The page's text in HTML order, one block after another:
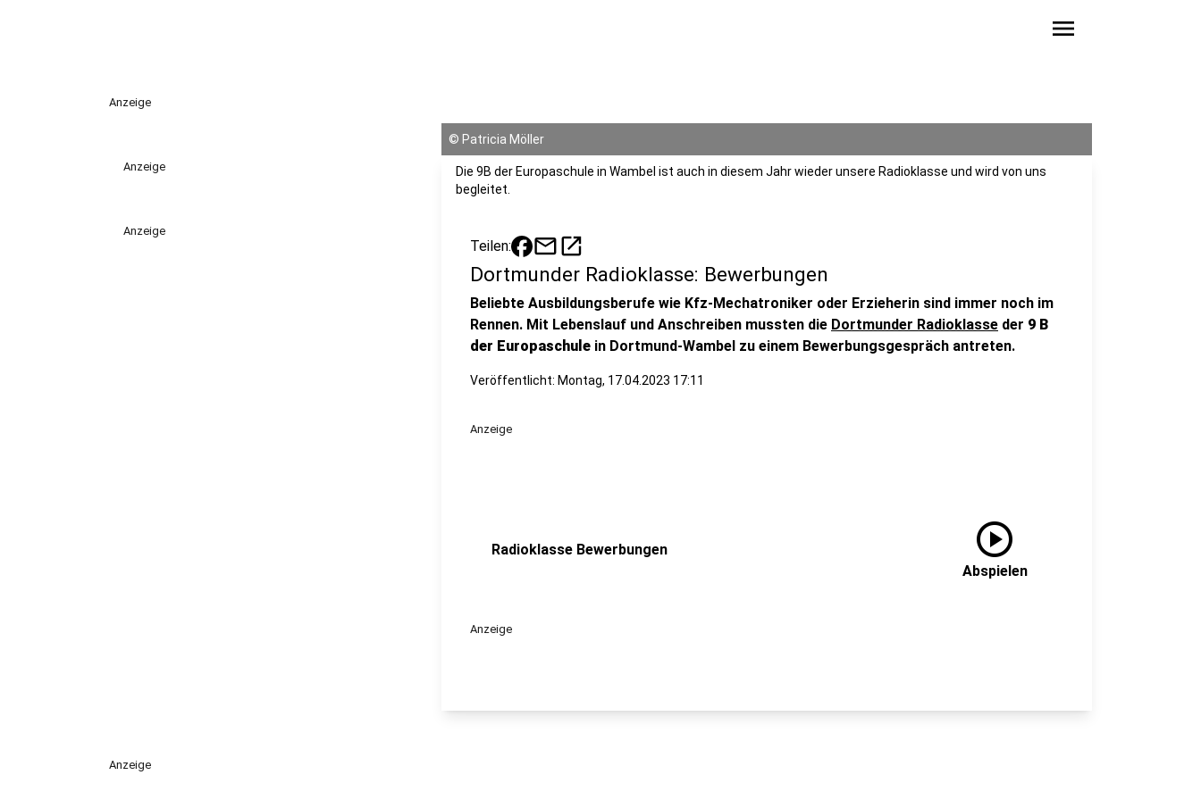
menu
Anzeige
Anzeige
Anzeige
© Patricia Möller
Die 9B der Europaschule in Wambel ist auch in diesem Jahr wieder unsere Radioklasse und wird von uns
begleitet.
Teilen: mailopen_in_new
Dortmunder Radioklasse: Bewerbungen
Beliebte Ausbildungsberufe wie Kfz-Mechatroniker oder Erzieherin sind immer noch im
Rennen. Mit Lebenslauf und Anschreiben mussten die Dortmunder Radioklasse der 9 B
der Europaschule in Dortmund-Wambel zu einem Bewerbungsgespräch antreten.
Veröffentlicht: Montag, 17.04.2023 17:11
Anzeige
Radioklasse Bewerbungen play_circle
Abspielen
Anzeige
Anzeige